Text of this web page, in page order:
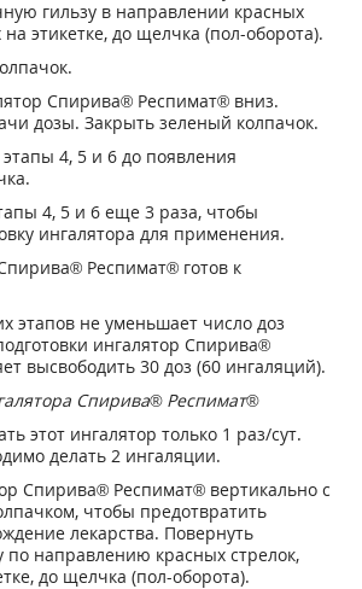
гильзу в направлении красных
этикетке, до щелчка (пол-оборота).
Спирива® Респимат® вниз.
дозы. Закрыть зеленый колпачок.
4, 5 и 6 до появления
4, 5 и 6 еще 3 раза, чтобы
ингалятора для применения.
® Респимат® готов к
этапов не уменьшает число доз
ингалятор Спирива®
высвободить 30 доз (60 ингаляций).
Спирива®Респимат®
этот ингалятор только 1 раз/сут.
делать 2 ингаляции.
Спирива® Респимат® вертикально с
чтобы предотвратить
лекарства. Повернуть
по направлению красных стрелок,
до щелчка (пол-оборота).